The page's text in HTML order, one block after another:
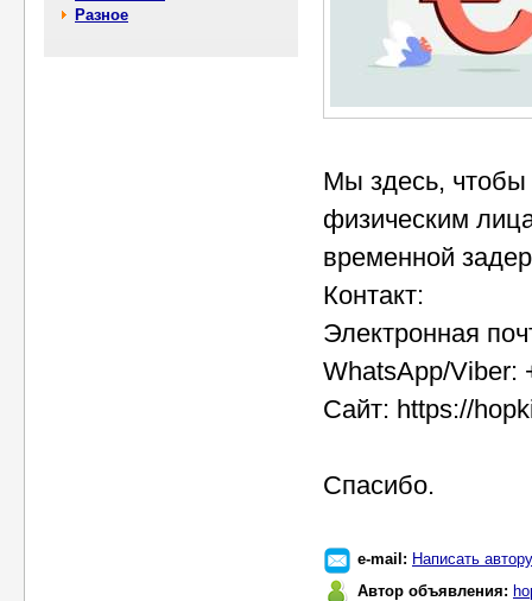
Разное
Мы здесь, чтобы
физическим
временной
Контакт:
Электронная
WhatsApp/Viber:
Сайт: https://
Спасибо.
e-mail: Написать автору
Автор объявления: